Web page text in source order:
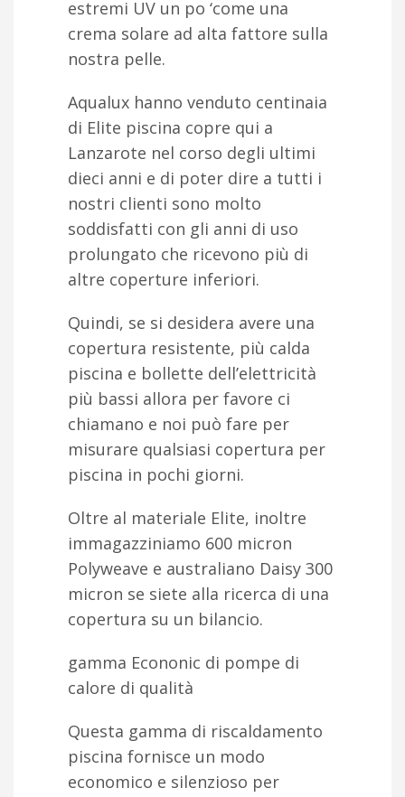
estremi UV un po ‘come una
crema solare ad alta fattore sulla
nostra pelle.
Aqualux hanno venduto centinaia
di Elite piscina copre qui a
Lanzarote nel corso degli ultimi
dieci anni e di poter dire a tutti i
nostri clienti sono molto
soddisfatti con gli anni di uso
prolungato che ricevono più di
altre coperture inferiori.
Quindi, se si desidera avere una
copertura resistente, più calda
piscina e bollette dell’elettricità
più bassi allora per favore ci
chiamano e noi può fare per
misurare qualsiasi copertura per
piscina in pochi giorni.
Oltre al materiale Elite, inoltre
immagazziniamo 600 micron
Polyweave e australiano Daisy 300
micron se siete alla ricerca di una
copertura su un bilancio.
gamma Econonic di pompe di
calore di qualità
Questa gamma di riscaldamento
piscina fornisce un modo
economico e silenzioso per